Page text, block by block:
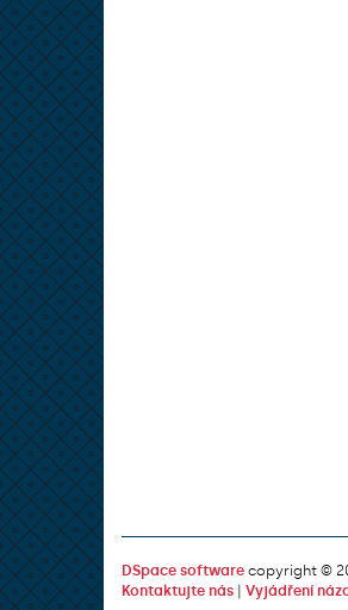
DSpace software copyright ©
Kontaktujte nás
Vyjádření